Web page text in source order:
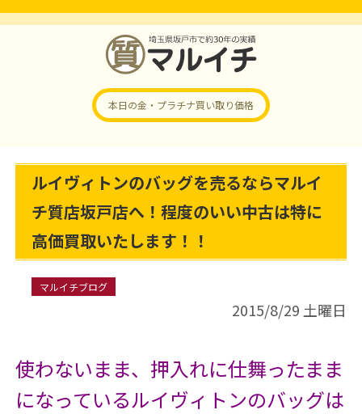
本日の金・プラチナ買い取り価格
ルイヴィトンのバッグを売るならマルイ
チ質店坂戸店へ！程度のいい中古は特に
高価買取いたします！！
マルイチブログ
2015/8/29 土曜日
使わないまま、押入れに仕舞ったまま
になっているルイヴィトンのバッグは